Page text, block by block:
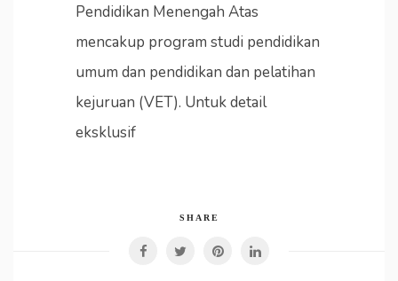
Pendidikan Menengah Atas
mencakup program studi pendidikan
umum dan pendidikan dan pelatihan
kejuruan (VET). Untuk detail
eksklusif
SHARE